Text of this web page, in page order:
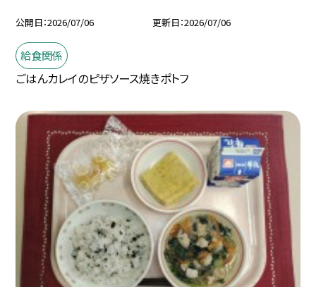
公開日 2026/07/06 更新日 2026/07/06
給食関係
ごはんカレイのピザソース焼きポトフ